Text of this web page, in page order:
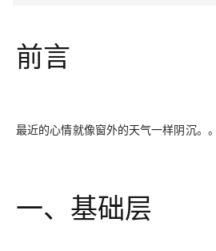
前言
最近的心情就像窗外的天气一样阴沉。。
一、基础层